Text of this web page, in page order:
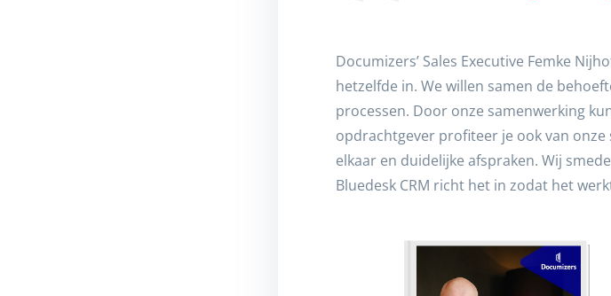
Documizers’ Sales Executive Femke
hetzelfde in. We willen samen de
processen. Door onze samenwerking
opdrachtgever profiteer je ook van
elkaar en duidelijke afspraken. Wij
Bluedesk CRM richt het in zodat het